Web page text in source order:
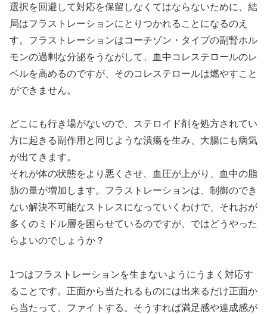
選択を回避して対応を保留しなくてはならないために、結
局はフラストレーションにとりつかれることになるのえ
す。フラストレーションはコーチゾン・タイプの副腎ホル
モンの過剰な分泌をうながして、血中コレステロールのレ
ベルを高めるのですが、そのコレステロールは燃やすこと
ができません。
どこにも行き場がないので、ステロイド剤を処方されてい
方に起きる副作用と同じような潰瘍を生み、大腸にも病気
が出てきます。
それが体の状態をより悪くさせ、血圧が上がり、血中の脂
肪の量が増加します。フラストレーションは、制御のでき
ない解決不可能なストレスになっていくわけで、それおが
多くのミドル層を困らせているのですが、ではどうやった
らよいのでしょうか？
1つはフラストレーションを生まないようにうまく対応す
ることです。正面から当たれるものには出来るだけ正面か
ら当たって、ファイトする。そうすれば満足感や達成感が